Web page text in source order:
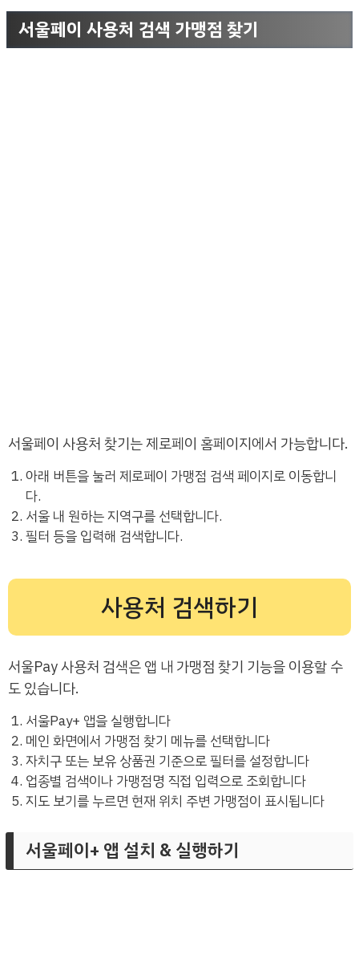
서울페이 사용처 검색 가맹점 찾기
서울페이 사용처 찾기는 제로페이 홈페이지에서 가능합니다.
아래 버튼을 눌러 제로페이 가맹점 검색 페이지로 이동합니
다.
서울 내 원하는 지역구를 선택합니다.
필터 등을 입력해 검색합니다.
사용처 검색하기
서울Pay 사용처 검색은 앱 내 가맹점 찾기 기능을 이용할 수
도 있습니다.
서울Pay+ 앱을 실행합니다
메인 화면에서 가맹점 찾기 메뉴를 선택합니다
자치구 또는 보유 상품권 기준으로 필터를 설정합니다
업종별 검색이나 가맹점명 직접 입력으로 조회합니다
지도 보기를 누르면 현재 위치 주변 가맹점이 표시됩니다
서울페이+ 앱 설치 & 실행하기